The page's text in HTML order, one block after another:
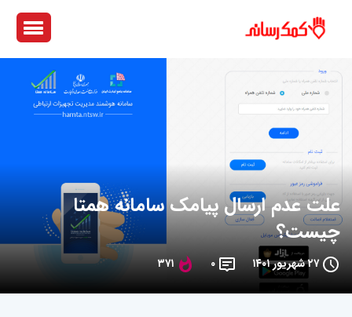
علت عدم ارسال پیامک سامانه همتا
چیست؟
۲۷ شهریور ۱۴۰۱ ۰ ۳۷۱